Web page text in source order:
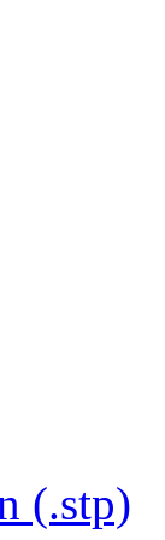
(.stp)